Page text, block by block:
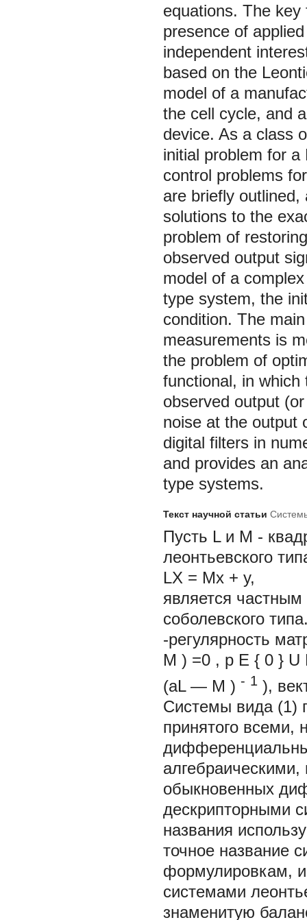
equations. The
presence of
independent
based on the
model of a
the cell cycle, and
device. As a class
initial problem for
control problems
are briefly
solutions to the
problem of
observed output
model of a
type system, the
condition. The
measurements is
the problem of
functional, in which
observed output
noise at the output
digital filters in
and provides an
type systems.
Текст научной статьи
Пусть L и M -
леонтьевского
LX = Mx + у,
является
соболевского
-регулярность
M ) =0 , p Е { 0 } U
(aL — M ) - 1 ),
Системы вида (1)
принятого всеми,
обыкновенных
дескрипторными
названия
точное название
формулировкам,
системами
знаменитую